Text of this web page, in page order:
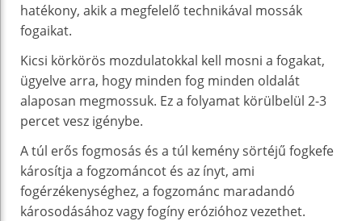
hatékony, akik a megfelelő technikával mossák
fogaikat.
Kicsi körkörös mozdulatokkal kell mosni a fogakat,
ügyelve arra, hogy minden fog minden oldalát
alaposan megmossuk. Ez a folyamat körülbelül 2-3
percet vesz igénybe.
A túl erős fogmosás és a túl kemény sörtéjű fogkefe
károsítja a fogzománcot és az ínyt, ami
fogérzékenységhez, a fogzománc maradandó
károsodásához vagy fogíny erózióhoz vezethet.